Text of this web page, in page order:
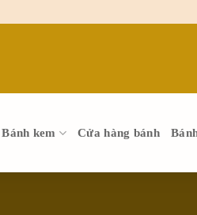
Bánh kem Cửa hàng bánh